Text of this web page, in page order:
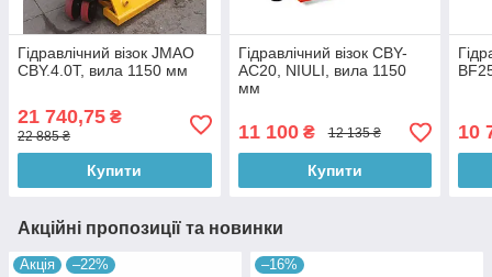
Гідравлічний візок JMAO
CBY.4.0T, вила 1150 мм
21 740,75 ₴
22 885 ₴
Купити
Гідравлічний візок CBY-
AC20, NIULI, вила 1150
мм
11 100₴ 12 135 ₴
Купити
10
Акційні пропозиції та новинки
Акція –22% –16%